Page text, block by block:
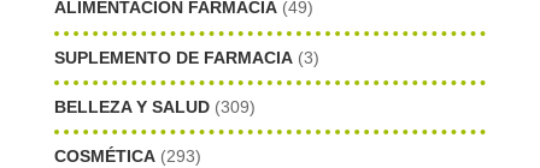
ALIMENTACIÓN FARMACIA (49)
SUPLEMENTO DE FARMACIA (3)
BELLEZA Y SALUD (309)
COSMÉTICA (293)